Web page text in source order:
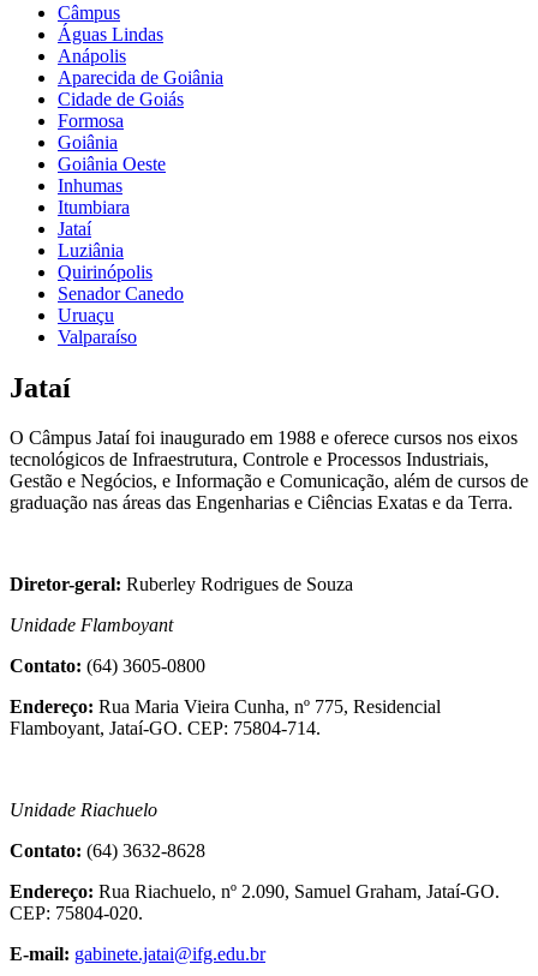
Câmpus
Águas Lindas
Anápolis
Aparecida de Goiânia
Cidade de Goiás
Formosa
Goiânia
Goiânia Oeste
Inhumas
Itumbiara
Jataí
Luziânia
Quirinópolis
Senador Canedo
Uruaçu
Valparaíso
Jataí
O Câmpus Jataí foi inaugurado em 1988 e oferece cursos nos eixos
tecnológicos de Infraestrutura, Controle e Processos Industriais,
Gestão e Negócios, e Informação e Comunicação, além de cursos de
graduação nas áreas das Engenharias e Ciências Exatas e da Terra.
Diretor-geral: Ruberley Rodrigues de Souza
Unidade Flamboyant
Contato: (64) 3605-0800
Endereço: Rua Maria Vieira Cunha, nº 775, Residencial
Flamboyant, Jataí-GO. CEP: 75804-714.
Unidade Riachuelo
Contato: (64) 3632-8628
Endereço: Rua Riachuelo, nº 2.090, Samuel Graham, Jataí-GO.
CEP: 75804-020.
E-mail: gabinete.jatai@ifg.edu.br